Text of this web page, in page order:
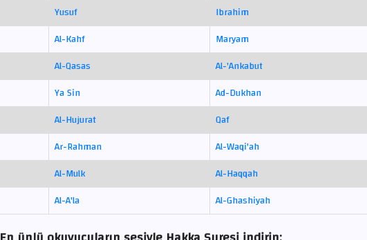
Yusuf
Ibrahim
Al-Kahf
Maryam
Al-Qasas
Al-'Ankabut
Ya Sin
Ad-Dukhan
Al-Hujurat
Qaf
Ar-Rahman
Al-Waqi'ah
Al-Mulk
Al-Haqqah
Al-A'la Al-Ghashiyah